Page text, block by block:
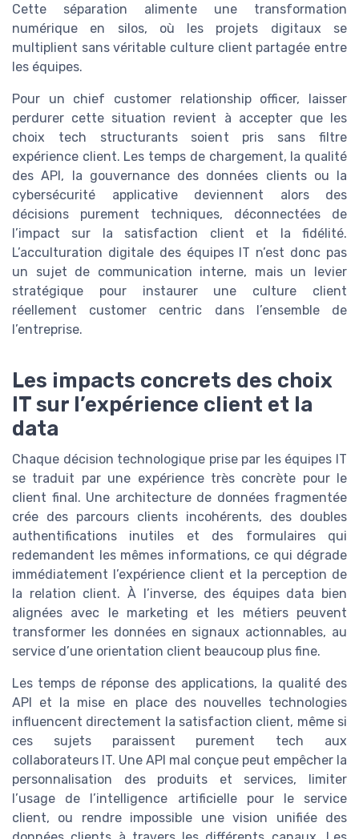
Cette séparation alimente une transformation
numérique en silos, où les projets digitaux se
multiplient sans véritable culture client partagée entre
les équipes.
Pour un chief customer relationship officer, laisser
perdurer cette situation revient à accepter que les
choix tech structurants soient pris sans filtre
expérience client. Les temps de chargement, la qualité
des API, la gouvernance des données clients ou la
cybersécurité applicative deviennent alors des
décisions purement techniques, déconnectées de
l’impact sur la satisfaction client et la fidélité.
L’acculturation digitale des équipes IT n’est donc pas
un sujet de communication interne, mais un levier
stratégique pour instaurer une culture client
réellement customer centric dans l’ensemble de
l’entreprise.
Les impacts concrets des choix
IT sur l’expérience client et la
data
Chaque décision technologique prise par les équipes IT
se traduit par une expérience très concrète pour le
client final. Une architecture de données fragmentée
crée des parcours clients incohérents, des doubles
authentifications inutiles et des formulaires qui
redemandent les mêmes informations, ce qui dégrade
immédiatement l’expérience client et la perception de
la relation client. À l’inverse, des équipes data bien
alignées avec le marketing et les métiers peuvent
transformer les données en signaux actionnables, au
service d’une orientation client beaucoup plus fine.
Les temps de réponse des applications, la qualité des
API et la mise en place des nouvelles technologies
influencent directement la satisfaction client, même si
ces sujets paraissent purement tech aux
collaborateurs IT. Une API mal conçue peut empêcher la
personnalisation des produits et services, limiter
l’usage de l’intelligence artificielle pour le service
client, ou rendre impossible une vision unifiée des